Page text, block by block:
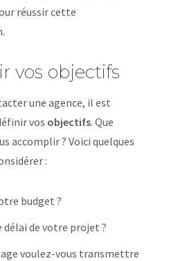
réussir cette
vos objectifs
une agence, il est
vos objectifs. Que
accomplir ? Voici quelques
:
budget ?
délai de votre projet ?
voulez-vous transmettre